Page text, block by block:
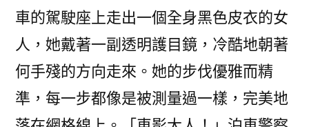
車的駕駛座上走出一個全身黑色皮衣的女
人，她戴著一副透明護目鏡，冷酷地朝著
何手殘的方向走來。她的步伐優雅而精
準，每一步都像是被測量過一樣，完美地